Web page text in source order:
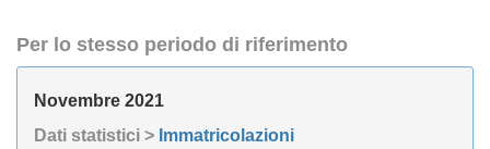
Per lo stesso periodo di riferimento
Novembre 2021
Dati statistici > Immatricolazioni